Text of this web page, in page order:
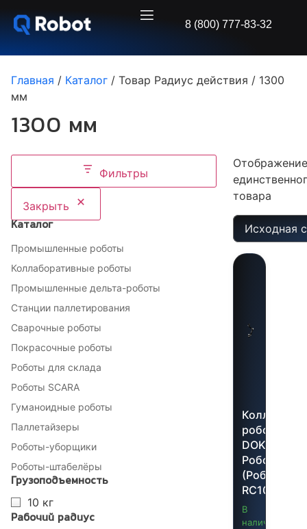
8 (800) 777-83-32
Главная / Каталог / Товар Радиус действия / 1300
мм
1300 мм
Фильтры
Закрыть
Каталог
Промышленные роботы
Коллаборативные роботы
Промышленные дельта-роботы
Станции паллетирования
Сварочные роботы
Покрасочные роботы
Роботы для склада
Роботы SCARA
Гуманоидные роботы
Паллетайзеры
Роботы-уборщики
Роботы-штабелёры
Грузоподъемность
10 кг
Рабочий радиус
Отображение
товара
робот
DOKA
Роботс
(Робопро)
RC10
В
наличии